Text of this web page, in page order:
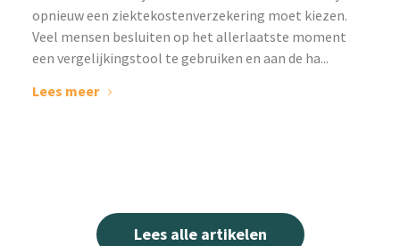
opnieuw een ziektekostenverzekering moet kiezen.
Veel mensen besluiten op het allerlaatste moment
een vergelijkingstool te gebruiken en aan de ha...
Lees meer
Lees alle artikelen